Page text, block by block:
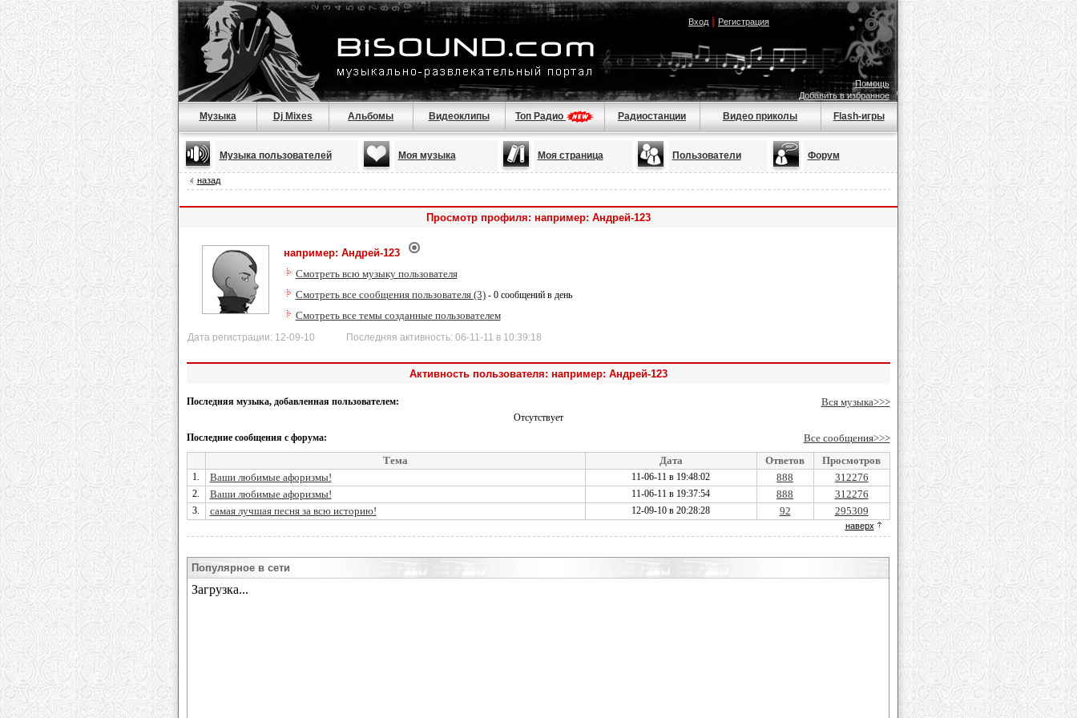
Вход| Регистрация
Помощь
Добавить в избранное
Музыка Dj Mixes Альбомы Видеоклипы Топ Радио Радиостанции Видео приколы Flash-игры
Музыка пользователей Моя музыка Моя страница Пользователи Форум
назад
Просмотр профиля: например: Андрей-123
например: Андрей-123
Смотреть всю музыку пользователя
Смотреть все сообщения пользователя (3)- 0 сообщений в день
Смотреть все темы созданные пользователем
Дата регистрации: 12-09-10 Последняя активность: 06-11-11 в 10:39:18
Активность пользователя: например: Андрей-123
Последняя музыка, добавленная пользователем: Вся музыка>>>
Отсутствует
Последние сообщения с форума:
Все сообщения>>>
Тема
Дата Ответов Просмотров
1. Ваши любимые афоризмы! 11-06-11 в 19:48:02 888 312276
2. Ваши любимые афоризмы! 11-06-11 в 19:37:54 888 312276
3. самая лучшая песня за всю историю! 12-09-10 в 20:28:28 92 295309
наверх
Популярное в сети